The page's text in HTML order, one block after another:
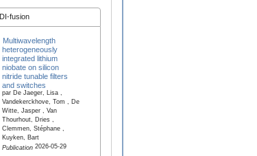
DI-fusion
Multiwavelength
heterogeneously
integrated lithium
niobate on silicon
nitride tunable filters
and switches
par De Jaeger, Lisa ,
Vandekerckhove, Tom , De
Witte, Jasper , Van
Thourhout, Dries ,
Clemmen, Stéphane ,
Kuyken, Bart
Publication2026-05-29